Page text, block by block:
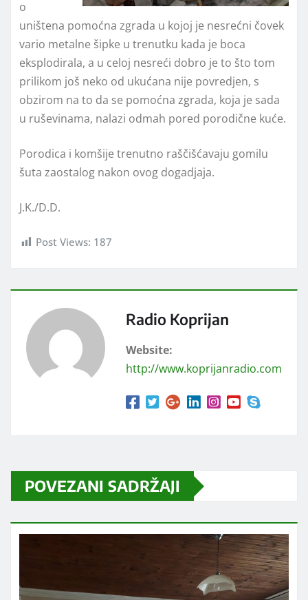
o
uništena pomoćna zgrada u kojoj je nesrećni čovek
vario metalne šipke u trenutku kada je boca
eksplodirala, a u celoj nesreći dobro je to što tom
prilikom još neko od ukućana nije povredjen, s
obzirom na to da se pomoćna zgrada, koja je sada
u ruševinama, nalazi odmah pored porodične kuće.
Porodica i komšije trenutno raščišćavaju gomilu
šuta zaostalog nakon ovog dogadjaja.
J.K./D.D.
Post Views: 187
Radio Koprijan
Website:
http://www.koprijanradio.com
POVEZANI SADRŽAJI